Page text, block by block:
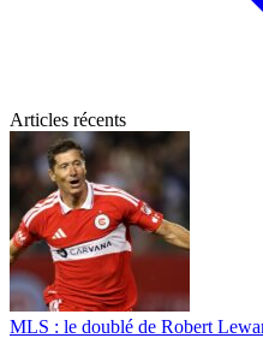
Articles récents
MLS : le doublé de Robert